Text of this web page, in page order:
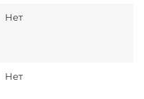
Нет
Нет